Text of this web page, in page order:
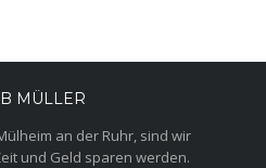
MÜLLER
an der Ruhr, sind wir
und Geld sparen werden.